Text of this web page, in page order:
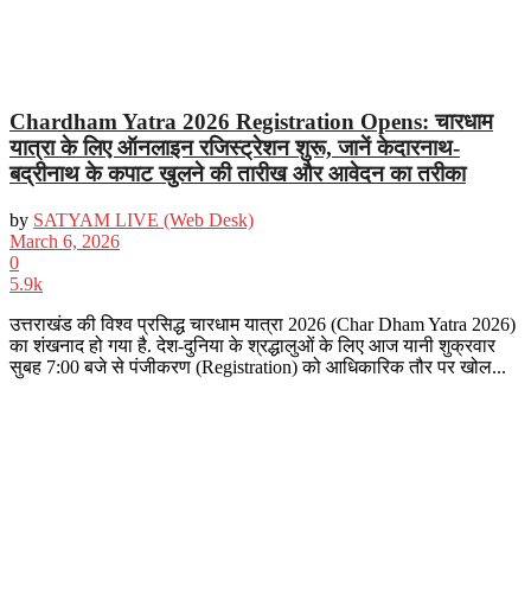
Chardham Yatra 2026 Registration Opens: चारधाम
यात्रा के लिए ऑनलाइन रजिस्ट्रेशन शुरू, जानें केदारनाथ-
बद्रीनाथ के कपाट खुलने की तारीख और आवेदन का तरीका
by SATYAM LIVE (Web Desk)
March 6, 2026
0
5.9k
उत्तराखंड की विश्व प्रसिद्ध चारधाम यात्रा 2026 (Char Dham Yatra 2026)
का शंखनाद हो गया है. देश-दुनिया के श्रद्धालुओं के लिए आज यानी शुक्रवार
सुबह 7:00 बजे से पंजीकरण (Registration) को आधिकारिक तौर पर खोल...